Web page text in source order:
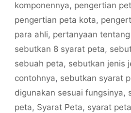
komponennya, pengertian
pengertian peta kota,
para ahli, pertanyaan
sebutkan 8 syarat peta,
sebuah peta, sebutkan jenis
contohnya, sebutkan syarat
digunakan sesuai fungsinya,
peta, Syarat Peta, syarat